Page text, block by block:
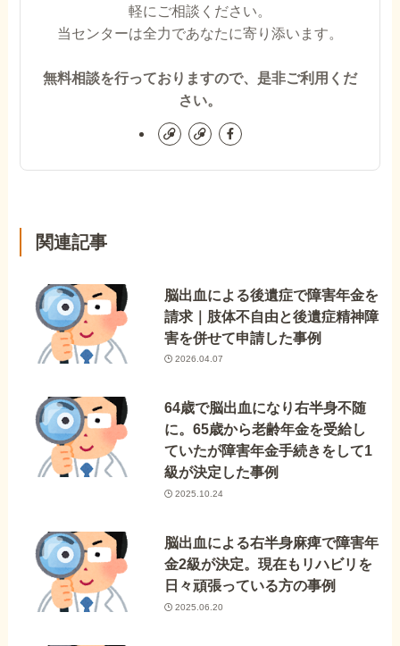
軽にご相談ください。
当センターは全力であなたに寄り添います。
無料相談を行っておりますので、是非ご利用くだ
さい。
関連記事
脳出血による後遺症で障害年金を
請求｜肢体不自由と後遺症精神障
害を併せて申請した事例
2026.04.07
64歳で脳出血になり右半身不随
に。65歳から老齢年金を受給し
ていたが障害年金手続きをして1
級が決定した事例
2025.10.24
脳出血による右半身麻痺で障害年
金2級が決定。現在もリハビリを
日々頑張っている方の事例
2025.06.20